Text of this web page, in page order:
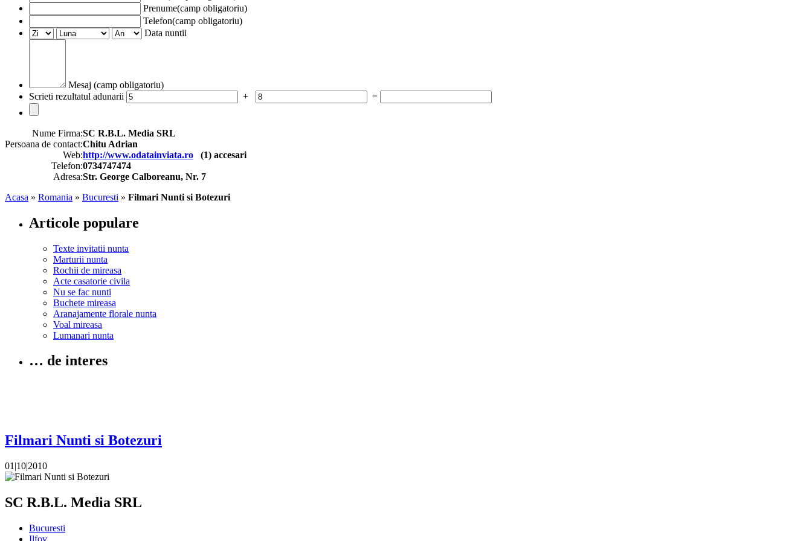
Prenume(camp obligatoriu)
Telefon(camp obligatoriu)
Data nuntii
Mesaj (camp obligatoriu)
Scrieti rezultatul adunarii
+ =
Nume Firma:SC R.B.L. Media SRL
Persoana de contact:Chitu Adrian
Web:http://www.odatainviata.ro (1) accesari
Telefon:0734747474
Adresa:Str. George Calboreanu, Nr. 7
Acasa » Romania » Bucuresti » Filmari Nunti si Botezuri
Articole populare
Texte invitatii nunta
Marturii nunta
Rochii de mireasa
Acte casatorie civila
Nu se fac nunti
Buchete mireasa
Aranajamente florale nunta
Voal mireasa
Lumanari nunta
… de interes
Filmari Nunti si Botezuri
01|10|2010
SC R.B.L. Media SRL
Bucuresti
Ilfov